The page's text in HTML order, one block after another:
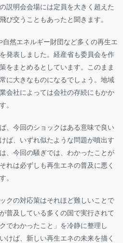
説明会会場には定員を大きく超えた
び交うこともあったと聞きます。
然エネルギー財団など多くの再生エ
発表しました。経産省も委員会を作
をまとめるとしています。このまま
に大きなものになるでしょう。地域
会社によっては会社の存続にもかか
。
、今回のショックはある意味で良い
ば、いずれ似たような問題が噴出す
、今回の騒ぎでは、わかったことが
れは必ずしも再生エネの普及に悪く
。
クの対応策はそれほど難しいことで
普及している多くの国で実行されて
でわかったこと」を冷静に整理し
けば、新しい再生エネの未来を描く